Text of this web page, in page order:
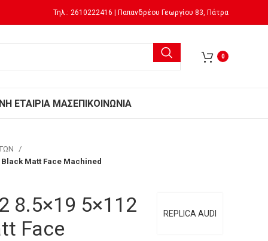
Τηλ.: 2610222416 | Παπανδρέου Γεωργίου 83, Πάτρα
0
Η ΕΤΑΙΡΙΑ ΜΑΣΕΠΙΚΟΙΝΩΝΙΑ
Matt Face Machined
REPLICA AUDI
8.5×19 5×112
Face